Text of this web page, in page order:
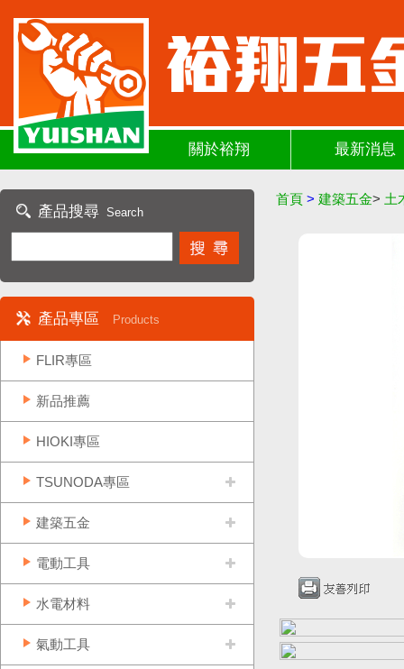
關於裕翔 最新消息
產品搜尋 Search
產品專區 Products
FLIR專區
新品推薦
HIOKI專區
TSUNODA專區
建築五金
電動工具
水電材料
氣動工具
首頁 > 建築五金> 土